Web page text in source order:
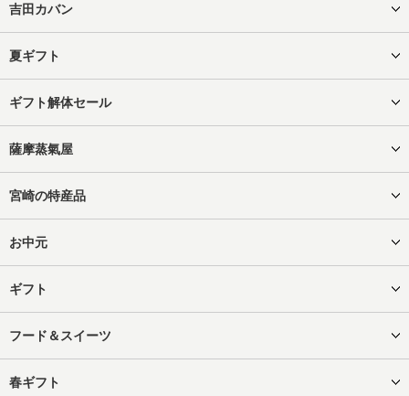
吉田カバン
夏ギフト
ギフト解体セール
薩摩蒸氣屋
宮崎の特産品
お中元
ギフト
フード＆スイーツ
春ギフト